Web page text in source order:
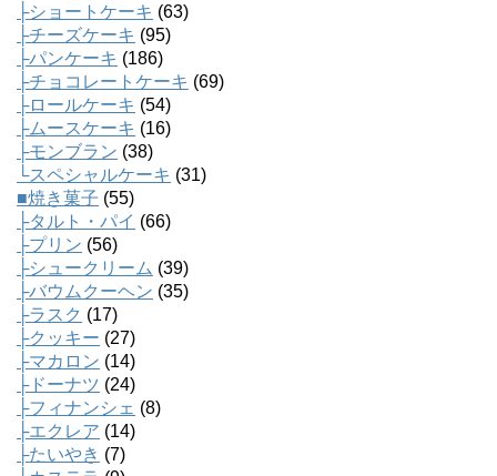
├ショートケーキ (63)
├チーズケーキ (95)
├パンケーキ (186)
├チョコレートケーキ (69)
├ロールケーキ (54)
├ムースケーキ (16)
├モンブラン (38)
└スペシャルケーキ (31)
■焼き菓子 (55)
├タルト・パイ (66)
├プリン (56)
├シュークリーム (39)
├バウムクーヘン (35)
├ラスク (17)
├クッキー (27)
├マカロン (14)
├ドーナツ (24)
├フィナンシェ (8)
├エクレア (14)
├たいやき (7)